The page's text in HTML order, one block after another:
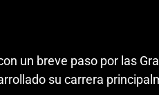
un breve paso por las
su carrera